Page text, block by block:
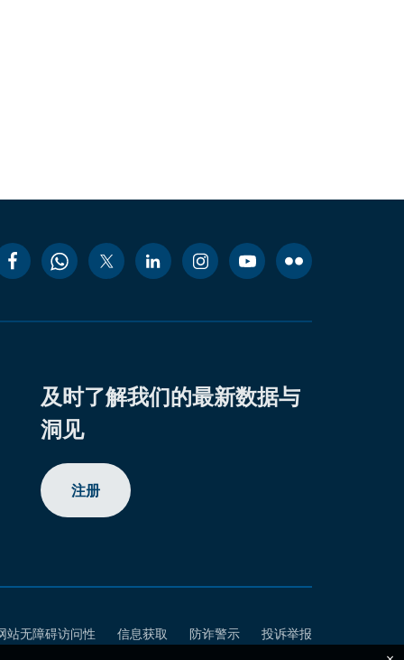
及时了解我们的最新数据与
洞见
注册
站无障碍访问性 信息获取 防诈警示
投诉举报